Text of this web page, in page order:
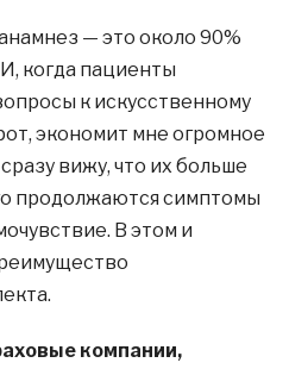
— это около 90%
когда пациенты
к искусственному
экономит мне огромное
вижу, что их больше
продолжаются симптомы
В этом и
компании,